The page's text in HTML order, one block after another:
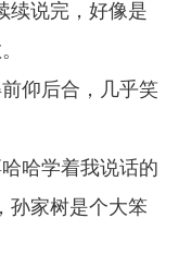
续说完，好像是
仰后合，几乎笑
哈学着我说话的
孙家树是个大笨